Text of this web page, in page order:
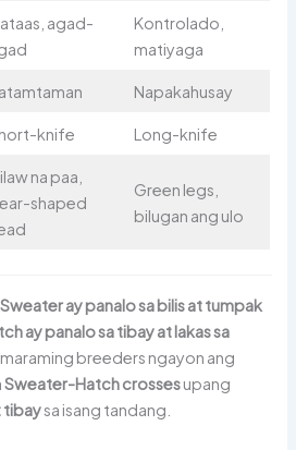
agad-
Kontrolado,
matiyaga
Napakahusay
knife Long-knife
na paa,
shaped
Green legs,
bilugan ang ulo
Sweater ay panalo sa bilis at tumpak
ay panalo sa tibay at lakas sa
maraming breeders ngayon ang
Sweater-Hatch crossesupang
tibaysa isang tandang.